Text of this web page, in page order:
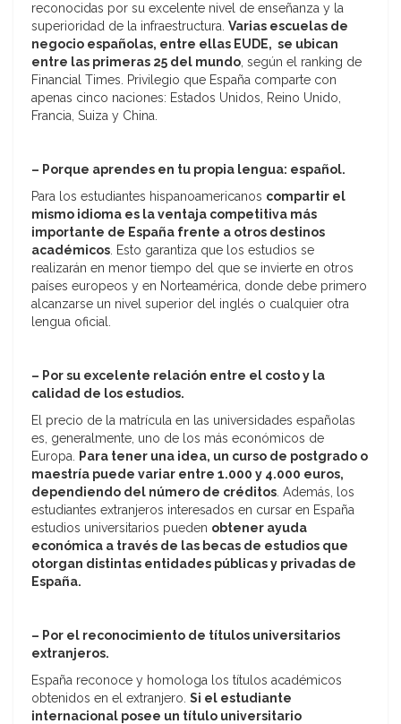
reconocidas por su excelente nivel de enseñanza y la
superioridad de la infraestructura. Varias escuelas de
negocio españolas, entre ellas EUDE, se ubican
entre las primeras 25 del mundo , según el ranking de
Financial Times. Privilegio que España comparte con
apenas cinco naciones: Estados Unidos, Reino Unido,
Francia, Suiza y China.
– Porque aprendes en tu propia lengua: español.
Para los estudiantes hispanoamericanos compartir el
mismo idioma es la ventaja competitiva más
importante de España frente a otros destinos
académicos . Esto garantiza que los estudios se
realizarán en menor tiempo del que se invierte en otros
países europeos y en Norteamérica, donde debe primero
alcanzarse un nivel superior del inglés o cualquier otra
lengua oficial.
– Por su excelente relación entre el costo y la
calidad de los estudios.
El precio de la matrícula en las universidades españolas
es, generalmente, uno de los más económicos de
Europa.
Para tener una idea, un curso de postgrado o
maestría puede variar entre 1.000 y 4.000 euros,
dependiendo del número de créditos . Además, los
estudiantes extranjeros interesados en cursar en España
estudios universitarios pueden obtener ayuda
económica a través de las becas de estudios que
otorgan distintas entidades públicas y privadas de
España.
– Por el reconocimiento de títulos universitarios
extranjeros.
España reconoce y homologa los títulos académicos
obtenidos en el extranjero. Si el estudiante
internacional posee un título universitario